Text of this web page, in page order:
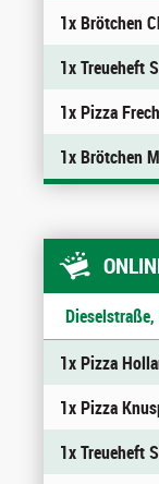
1x Brötchen
1x Treueheft
1x Pizza
1x Brötchen
1x Pizza
1x Pizza
1x Treueheft